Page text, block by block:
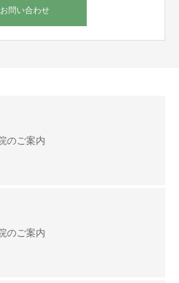
お問い合わせ
のご案内
のご案内